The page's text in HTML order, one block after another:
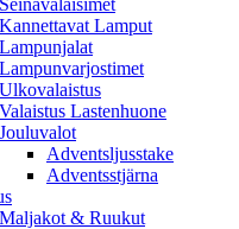
Seinävalaisimet
Kannettavat Lamput
Lampunjalat
Lampunvarjostimet
Ulkovalaistus
Valaistus Lastenhuone
Jouluvalot
Adventsljusstake
Adventsstjärna
Maljakot & Ruukut